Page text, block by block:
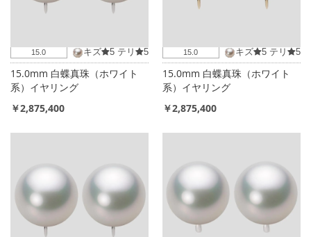
15.0 キズ 5 テリ 5
15.0mm 白蝶真珠（ホワイト
系）イヤリング
￥2,875,400
15.0 キズ 5 テリ 5
15.0mm 白蝶真珠（ホワイト
系）イヤリング
￥2,875,400